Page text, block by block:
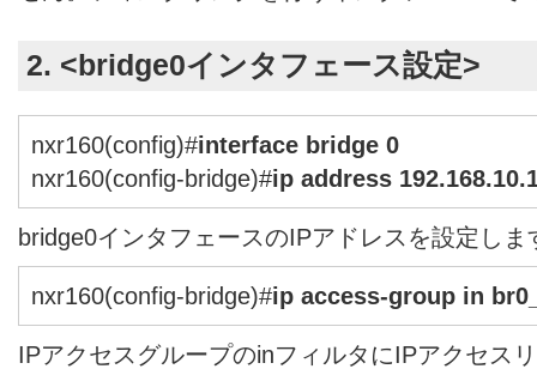
2. < bridge0インタフェース設定>
nxr160(config)#interface bridge 0
nxr160(config-bridge)#ip address
bridge0インタフェースのIPアドレスを設定しま
nxr160(config-bridge)#ip access-group in
IPアクセスグループのinフィルタにIPアクセス